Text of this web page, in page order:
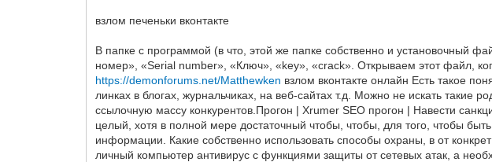
взлом печеньки вконтакте
В папке с программой (в что, этой же папке собственно и
номер», «Serial number», «Ключ», «key», «crack». Открываем этот файл,
https://demonforums.net/Matthewken взлом вконтакте онлайн Есть такое
линках в блогах, журнальчиках, на веб-сайтах т.д. Можно не искать такие
ссылочную массу конкурентов.Прогон | Xrumer SEO прогон | Навести
целый, хотя в полной мере достаточный чтобы, чтобы, для того, чтобы
информации. Какие собственно использовать способы охраны, в от
личный компьютер антивирус с функциями защиты от сетевых атак, а